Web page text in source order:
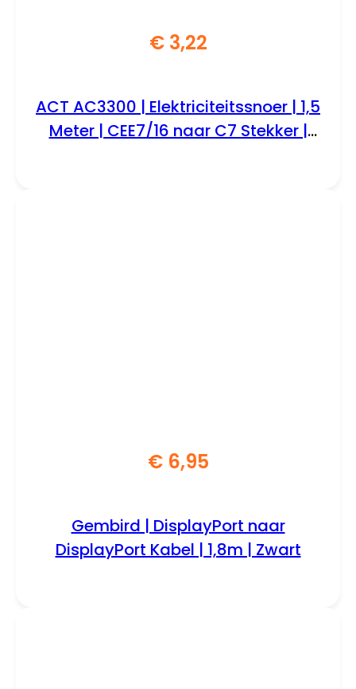
€3,22
ACT AC3300 | Elektriciteitssnoer | 1,5
Meter | CEE7/16 naar C7 Stekker |
€6,95
Gembird | DisplayPort naar
DisplayPort Kabel | 1,8m | Zwart